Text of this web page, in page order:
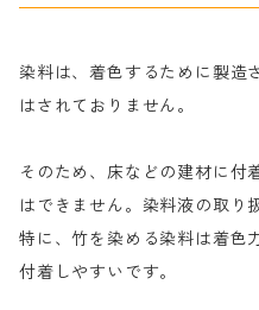
ナ行
ハ行
マ行
粉末顔料
綿・麻を染める染料
絹・羊毛を染める染料
染料は、着色するために製造
はされておりません。
そのため、床などの建材に付
はできません。染料液の取り
特に、竹を染める染料は着色
付着しやすいです。